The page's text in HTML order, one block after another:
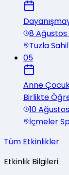
8 Ağustos
Tuzla
05
Anne
Birlikte
10
İçmeler
Tüm Etkinlikler
Etkinlik Bilgileri